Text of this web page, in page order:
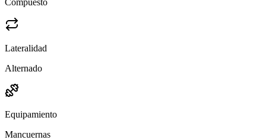
Lateralidad
Alternado
Equipamiento
Mancuernas